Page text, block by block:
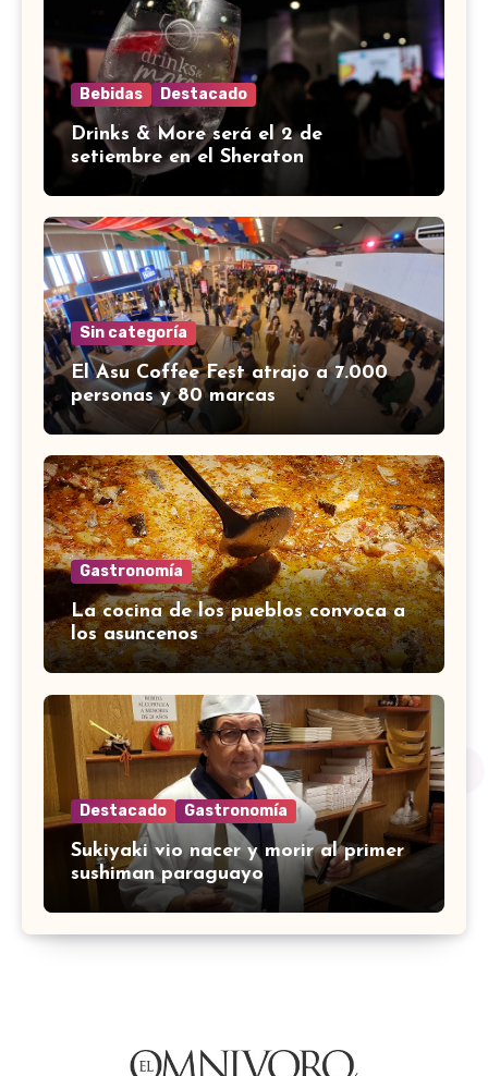
Bebidas Destacado
Drinks & More será el 2 de
setiembre en el Sheraton
Sin categoría
El Asu Coffee Fest atrajo a 7.000
personas y 80 marcas
Gastronomía
La cocina de los pueblos convoca a
los asuncenos
Destacado Gastronomía
Sukiyaki vio nacer y morir al primer
sushiman paraguayo